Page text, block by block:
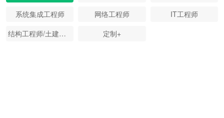
系统集成工程师
网络工程师
IT工程师
结构工程师/土建工程师
定制+